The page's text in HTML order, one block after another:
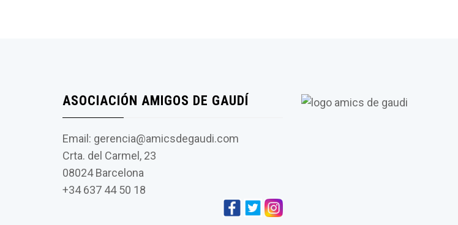
ASOCIACIÓN AMIGOS DE GAUDÍ
Email: gerencia@amicsdegaudi.com
Crta. del Carmel, 23
08024 Barcelona
+34 637 44 50 18